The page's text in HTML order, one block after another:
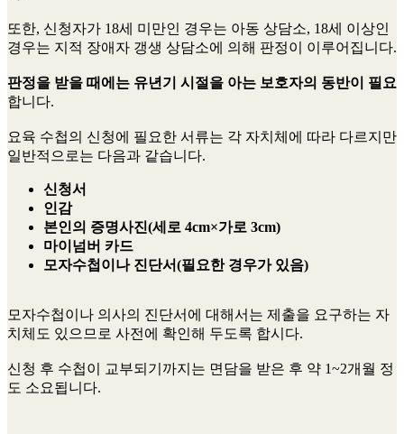
또한, 신청자가 18세 미만인 경우는 아동 상담소, 18세 이상인
경우는 지적 장애자 갱생 상담소에 의해 판정이 이루어집니다.
판정을 받을 때에는 유년기 시절을 아는 보호자의 동반이 필요
합니다.
요육 수첩의 신청에 필요한 서류는 각 자치체에 따라 다르지만
일반적으로는 다음과 같습니다.
신청서
인감
본인의 증명사진(세로 4cm×가로 3cm)
마이넘버 카드
모자수첩이나 진단서(필요한 경우가 있음)
모자수첩이나 의사의 진단서에 대해서는 제출을 요구하는 자
치체도 있으므로 사전에 확인해 두도록 합시다.
신청 후 수첩이 교부되기까지는 면담을 받은 후 약 1~2개월 정
도 소요됩니다.